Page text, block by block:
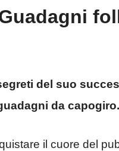
del suo
da capogiro.
il cuore del